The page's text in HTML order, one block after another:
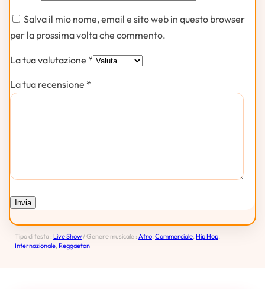
Salva il mio nome, email e sito web in questo browser
per la prossima volta che commento.
La tua valutazione *
La tua recensione *
Tipo di festa : Live Show/ Genere musicale : Afro, Commerciale, Hip Hop,
Internazionale, Reggaeton